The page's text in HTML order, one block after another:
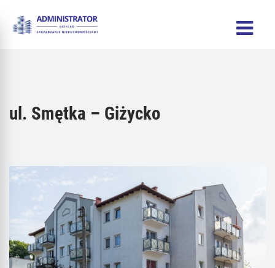
ul. Smętka – Giżycko